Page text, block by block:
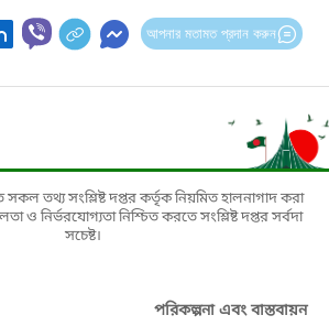
আপনার মতামত প্রদান করুন
তথ্য সংশ্লিষ্ট দপ্তর কর্তৃক নিয়মিত হালনাগাদ করা
ও নির্ভরযোগ্যতা নিশ্চিত করতে সংশ্লিষ্ট দপ্তর সর্বদা
সচেষ্ট।
পরিকল্পনা এবং বাস্তবায়ন